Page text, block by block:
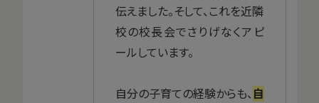
伝えました。そして、これを近隣
校の校長会でさりげなくアピ
ールしています。
自分の子育ての経験からも、 自